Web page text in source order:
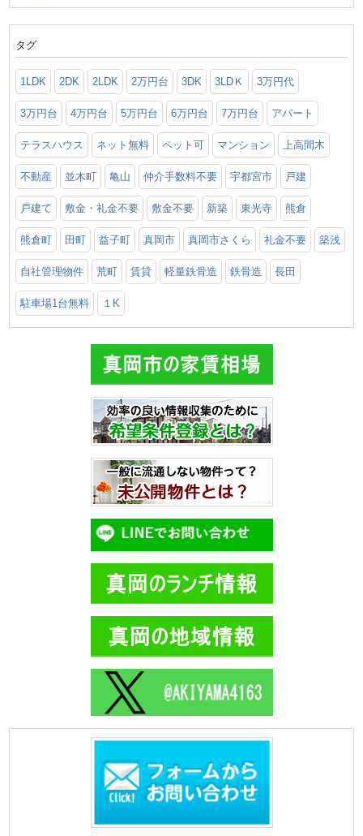
タグ
1LDK 2DK 2LDK 2万円台 3DK 3LDＫ 3万円代
3万円台 4万円台 5万円台 6万円台 7万円台 アパート
テラスハウス ネット無料 ペット可 マンション 上高間木
不動産 並木町 亀山 仲介手数料不要 宇都宮市 戸建
戸建て 敷金・礼金不要 敷金不要 新築 東光寺 熊倉
熊倉町 田町 益子町 真岡市 真岡市さくら 礼金不要 築浅
自社管理物件 荒町 賃貸 軽量鉄骨造 鉄骨造 長田
駐車場1台無料 １K